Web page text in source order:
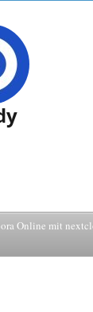
Online mit